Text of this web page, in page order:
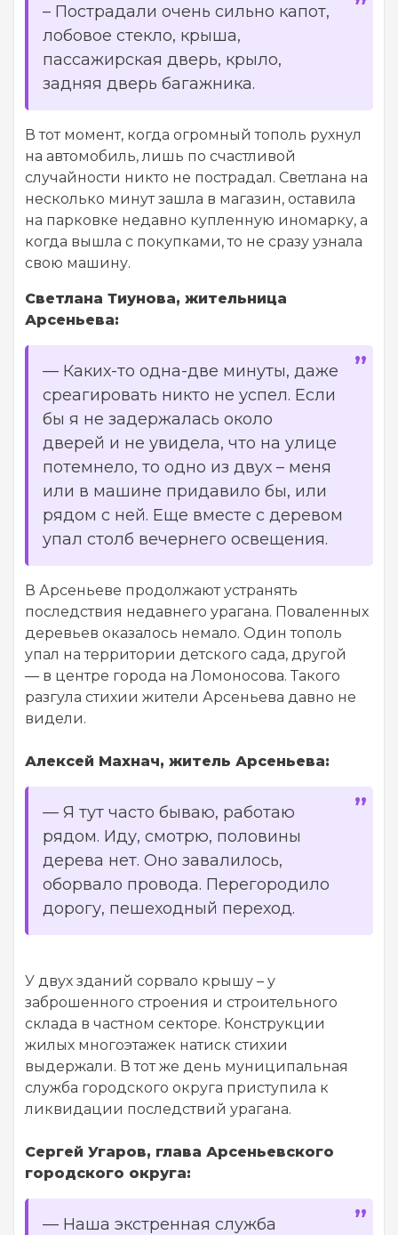
– Пострадали очень сильно капот,
лобовое стекло, крыша,
пассажирская дверь, крыло,
задняя дверь багажника.
В тот момент, когда огромный тополь рухнул
на автомобиль, лишь по счастливой
случайности никто не пострадал. Светлана на
несколько минут зашла в магазин, оставила
на парковке недавно купленную иномарку, а
когда вышла с покупками, то не сразу узнала
свою машину.
Светлана Тиунова, жительница
Арсеньева:
— Каких-то одна-две минуты, даже
среагировать никто не успел. Если
бы я не задержалась около
дверей и не увидела, что на улице
потемнело, то одно из двух – меня
или в машине придавило бы, или
рядом с ней. Еще вместе с деревом
упал столб вечернего освещения.
В Арсеньеве продолжают устранять
последствия недавнего урагана. Поваленных
деревьев оказалось немало. Один тополь
упал на территории детского сада, другой
— в центре города на Ломоносова. Такого
разгула стихии жители Арсеньева давно не
видели.
Алексей Махнач, житель Арсеньева:
— Я тут часто бываю, работаю
рядом. Иду, смотрю, половины
дерева нет. Оно завалилось,
оборвало провода. Перегородило
дорогу, пешеходный переход.
У двух зданий сорвало крышу – у
заброшенного строения и строительного
склада в частном секторе. Конструкции
жилых многоэтажек натиск стихии
выдержали. В тот же день муниципальная
служба городского округа приступила к
ликвидации последствий урагана.
Сергей Угаров, глава Арсеньевского
городского округа:
— Наша экстренная служба